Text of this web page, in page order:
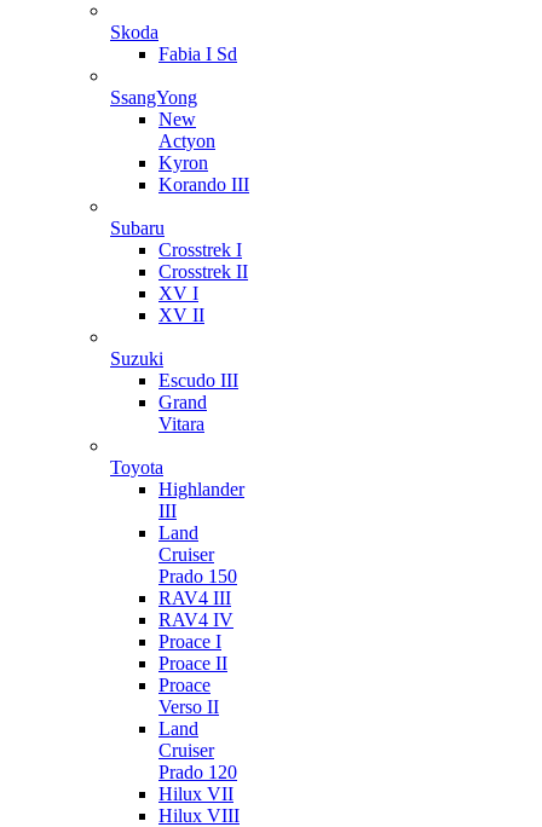
Skoda
Fabia I Sd
SsangYong
New
Actyon
Kyron
Korando III
Subaru
Crosstrek I
Crosstrek II
XV I
XV II
Suzuki
Escudo III
Grand
Vitara
Toyota
Highlander
III
Land
Cruiser
Prado 150
RAV4 III
RAV4 IV
Proace I
Proace II
Proace
Verso II
Land
Cruiser
Prado 120
Hilux VII
Hilux VIII